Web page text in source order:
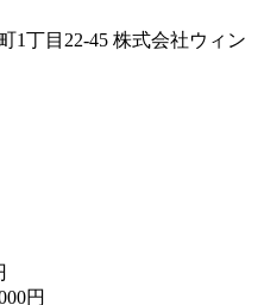
1丁目22-45 株式会社ウィン
円